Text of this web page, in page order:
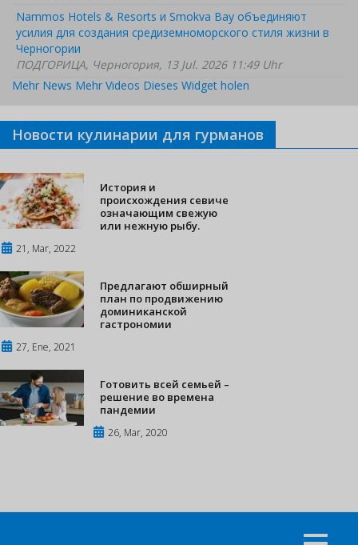
Nammos Hotels & Resorts и Smokva Bay объединяют
усилия для создания средиземноморского стиля жизни в
Черногории
ПОДГОРИЦА, Черногория, 13 Jul. 2026 11:49 Uhr
Mehr News Mehr Videos Dieses Widget holen
Новости кулинарии для гурманов
История и
происхождения севиче
означающим свежую
или нежную рыбу.
21, Mar, 2022
Предлагают обширный
план по продвижению
доминиканской
гастрономии
27, Ene, 2021
Готовить всей семьей –
решение во времена
пандемии
26, Mar, 2020